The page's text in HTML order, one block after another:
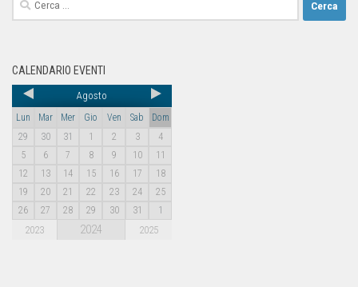
CALENDARIO EVENTI
Agosto
Lun Mar Mer Gio Ven Sab
Dom
29
30 31 1 2 3
4
5
6 7 8 9 10
11
12
13 14 15 16 17
18
19
20 21 22 23 24
25
26
27 28 29 30 31 1
2023 2024 2025